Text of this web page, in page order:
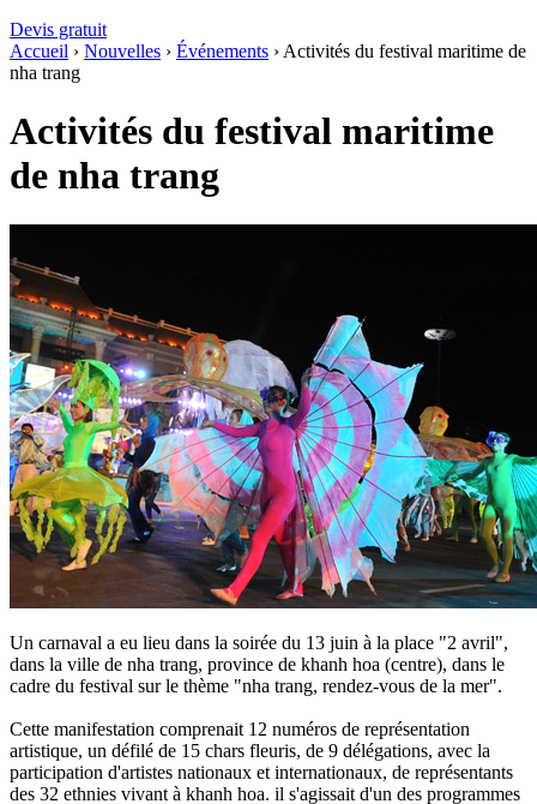
Devis gratuit
Accueil › Nouvelles › Événements › Activités du festival maritime de
nha trang
Activités du festival maritime
de nha trang
Un carnaval a eu lieu dans la soirée du 13 juin à la place "2 avril",
dans la ville de nha trang, province de khanh hoa (centre), dans le
cadre du festival sur le thème "nha trang, rendez-vous de la mer".
Cette manifestation comprenait 12 numéros de représentation
artistique, un défilé de 15 chars fleuris, de 9 délégations, avec la
participation d'artistes nationaux et internationaux, de représentants
des 32 ethnies vivant à khanh hoa. il s'agissait d'un des programmes